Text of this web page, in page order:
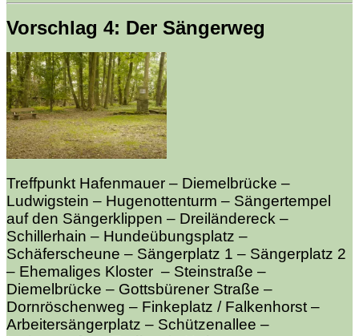
Vorschlag 4: Der Sängerweg
Treffpunkt Hafenmauer – Diemelbrücke –
Ludwigstein – Hugenottenturm – Sängertempel
auf den Sängerklippen – Dreiländereck –
Schillerhain – Hundeübungsplatz –
Schäferscheune – Sängerplatz 1 – Sängerplatz 2
– Ehemaliges Kloster – Steinstraße –
Diemelbrücke – Gottsbürener Straße –
Dornröschenweg – Finkeplatz / Falkenhorst –
Arbeitersängerplatz – Schützenallee –